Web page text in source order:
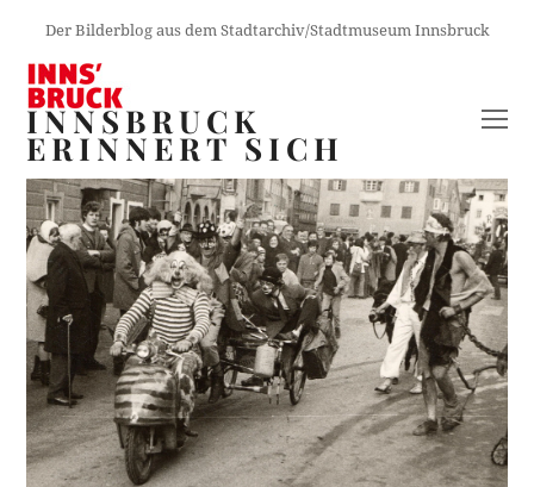
Der Bilderblog aus dem Stadtarchiv/Stadtmuseum Innsbruck
INNSBRUCK
ERINNERT SICH